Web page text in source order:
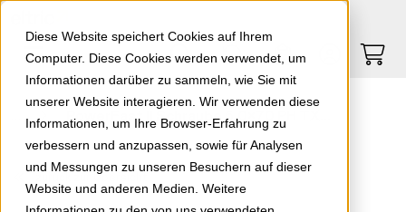
Diese Website speichert Cookies auf Ihrem
Computer. Diese Cookies werden verwendet, um
Informationen darüber zu sammeln, wie Sie mit
unserer Website interagieren. Wir verwenden diese
Informationen, um Ihre Browser-Erfahrung zu
verbessern und anzupassen, sowie für Analysen
und Messungen zu unseren Besuchern auf dieser
Website und anderen Medien. Weitere
Springe zu Hauptinhalt Springe zum Footer
0
zurück zur Übersicht